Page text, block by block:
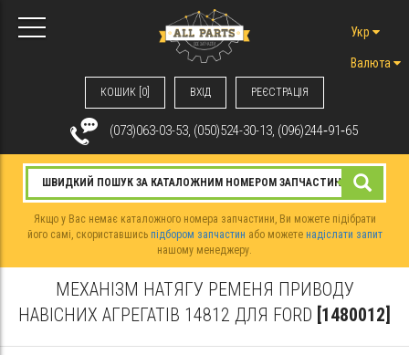
КОШИК [0] ВХIД РЕЄСТРАЦІЯ
Укр
Валюта
(073)063-03-53, (050)524-30-13, (096)244‑91‑65
Якщо у Вас немає каталожного номера запчастини, Ви можете підібрати
його самі, скориставшись підбором запчастин або можете надіслати запит
нашому менеджеру.
МЕХАНІЗМ НАТЯГУ РЕМЕНЯ ПРИВОДУ
НАВІСНИХ АГРЕГАТІВ 14812 ДЛЯ FORD [1480012]